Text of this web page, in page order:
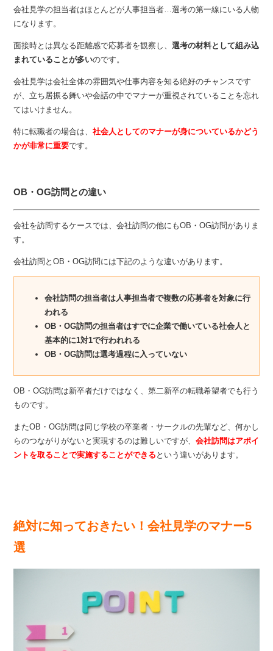
会社見学の担当者はほとんどが人事担当者…選考の第一線にいる人物
になります。
面接時とは異なる距離感で応募者を観察し、選考の材料として組み込
まれていることが多いのです。
会社見学は会社全体の雰囲気や仕事内容を知る絶好のチャンスです
が、立ち居振る舞いや会話の中でマナーが重視されていることを忘れ
てはいけません。
特に転職者の場合は、社会人としてのマナーが身についているかどう
かが非常に重要です。
OB・OG訪問との違い
会社を訪問するケースでは、会社訪問の他にもOB・OG訪問がありま
す。
会社訪問とOB・OG訪問には下記のような違いがあります。
会社訪問の担当者は人事担当者で複数の応募者を対象に行
われる
OB・OG訪問の担当者はすでに企業で働いている社会人と
基本的に1対1で行われれる
OB・OG訪問は選考過程に入っていない
OB・OG訪問は新卒者だけではなく、第二新卒の転職希望者でも行う
ものです。
またOB・OG訪問は同じ学校の卒業者・サークルの先輩など、何かし
らのつながりがないと実現するのは難しいですが、会社訪問はアポイ
ントを取ることで実施することができる という違いがあります。
絶対に知っておきたい！会社見学のマナー5
選